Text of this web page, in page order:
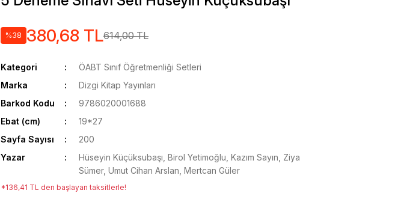
%38 380,68 TL614,00 TL
Kategori
ÖABT Sınıf Öğretmenliği Setleri
Marka
Dizgi Kitap Yayınları
Barkod Kodu
9786020001688
Ebat (cm)
19*27
Sayfa Sayısı
200
Yazar
Hüseyin Küçüksubaşı, Birol Yetimoğlu, Kazım Sayın, Ziya
Sümer, Umut Cihan Arslan, Mertcan Güler
*136,41 TL den başlayan taksitlerle!